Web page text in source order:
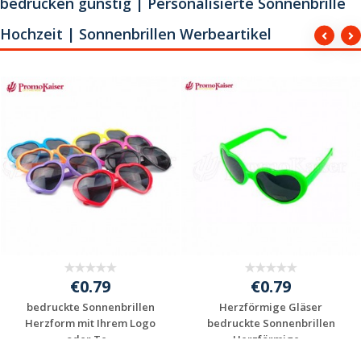
Hochzeit | Sonnenbrillen Werbeartikel
€0.79
bedruckte Sonnenbrillen
Herzform mit Ihrem Logo
oder Te...
€0.79
Herzförmige Gläser
bedruckte Sonnenbrillen
Herzförmige ...